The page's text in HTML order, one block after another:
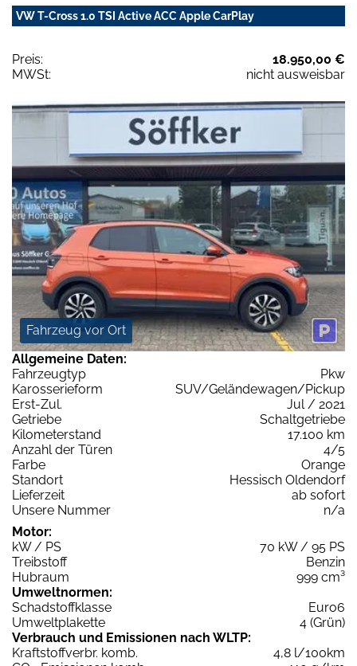
VW T-Cross 1.0 TSI Active ACC Apple CarPlay
Preis:
18.950,00 €
MWSt:
nicht ausweisbar
Fahrzeug vor Ort
Allgemeine Daten:
Fahrzeugtyp
Pkw
Karosserieform
SUV/Geländewagen/Pickup
Erst-Zul.
Jul / 2021
Getriebe
Schaltgetriebe
Kilometerstand
17.100 km
Anzahl der Türen
4/5
Farbe
Orange
Standort
Hessisch Oldendorf
Lieferzeit
ab sofort
Unsere Nummer
n/a
Motor:
kW / PS
70 kW / 95 PS
Treibstoff
Benzin
Hubraum
999 cm³
Umweltnormen:
Schadstoffklasse
Euro6
Umweltplakette
4 (Grün)
Verbrauch und Emissionen nach WLTP:
Kraftstoffverbr. komb.
4,8 l/100km